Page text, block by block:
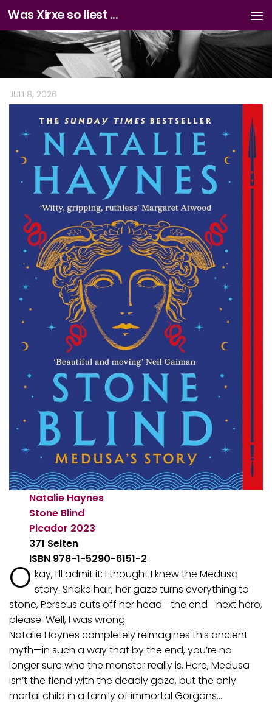
Zum Inhalt springen
Was Xirxe so liest ...
JULI 8, 2026
Natalie Haynes
Stone Blind
Picador 2023
371 Seiten
ISBN 978-1-5290-6151-2
O kay, I’ll admit it: I thought I knew the Medusa
story. Snake hair, her gaze turns everything to
stone, Perseus cuts off her head—the end—next hero,
please. Well, I was wrong.
Natalie Haynes completely reimagines this ancient
myth—in such a way that by the end, you’re no
longer sure who the monster really is. Here, Medusa
isn’t the fiend with the deadly gaze, but the only
mortal child in a family of immortal Gorgons.…